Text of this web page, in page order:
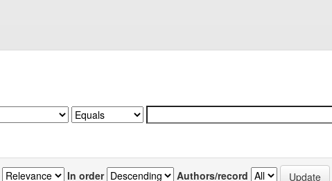
In order Authors/record